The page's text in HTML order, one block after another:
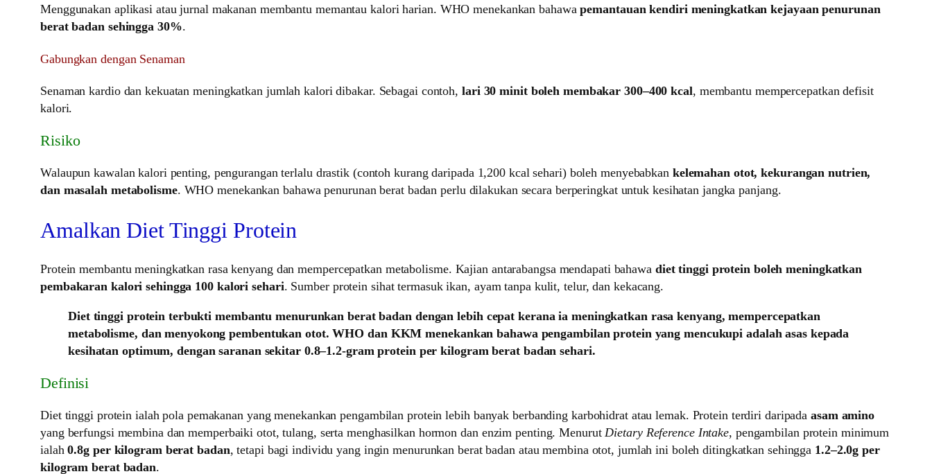
Menggunakan aplikasi atau jurnal makanan membantu memantau kalori harian. WHO menekankan bahawapemantauan kendiri meningkatkan kejayaan penurunan
berat badan sehingga 30%.
Gabungkan dengan Senaman
Senaman kardio dan kekuatan meningkatkan jumlah kalori dibakar. Sebagai contoh, lari 30 minit boleh membakar 300–400 kcal, membantu mempercepatkan defisit
kalori.
Risiko
Walaupun kawalan kalori penting, pengurangan terlalu drastik (contoh kurang daripada 1,200 kcal sehari) boleh menyebabkan kelemahan otot, kekurangan nutrien,
dan masalah metabolisme. WHO menekankan bahawa penurunan berat badan perlu dilakukan secara berperingkat untuk kesihatan jangka panjang.
Amalkan Diet Tinggi Protein
Protein membantu meningkatkan rasa kenyang dan mempercepatkan metabolisme. Kajian antarabangsa mendapati bahawa diet tinggi protein boleh meningkatkan
pembakaran kalori sehingga 100 kalori sehari. Sumber protein sihat termasuk ikan, ayam tanpa kulit, telur, dan kekacang.
Diet tinggi protein terbukti membantu menurunkan berat badan dengan lebih cepat kerana ia meningkatkan rasa kenyang, mempercepatkan
metabolisme, dan menyokong pembentukan otot. WHO dan KKM menekankan bahawa pengambilan protein yang mencukupi adalah asas kepada
kesihatan optimum, dengan saranan sekitar 0.8–1.2-gram protein per kilogram berat badan sehari.
Definisi
Diet tinggi protein ialah pola pemakanan yang menekankan pengambilan protein lebih banyak berbanding karbohidrat atau lemak. Protein terdiri daripada asam amino
yang berfungsi membina dan memperbaiki otot, tulang, serta menghasilkan hormon dan enzim penting. MenurutDietary Reference Intake, pengambilan protein minimum
ialah0.8g per kilogram berat badan, tetapi bagi individu yang ingin menurunkan berat badan atau membina otot, jumlah ini boleh ditingkatkan sehingga 1.2–2.0g per
kilogram berat badan.